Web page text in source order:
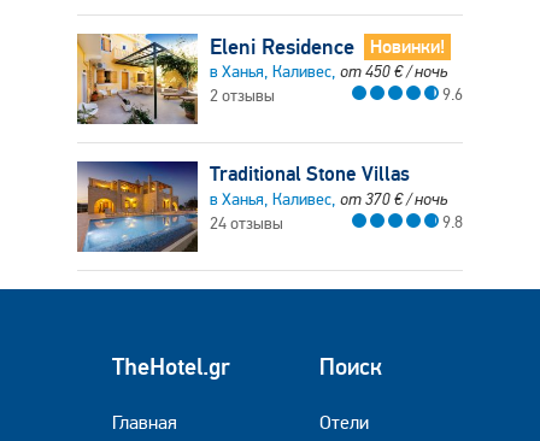
Eleni Residence Новинки!
в Ханья, Каливес, от450€/ ночь
2 отзывы
9.6
Traditional Stone Villas
в Ханья, Каливес, от370€/ ночь
24 отзывы
9.8
TheHotel.gr
Главная
Поиск
Отели